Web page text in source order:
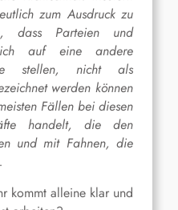
zum Ausdruck zu
dass Parteien und
auf eine andere
stellen, nicht als
werden können
Fällen bei diesen
handelt, die den
und mit Fahnen, die
kommt alleine klar und